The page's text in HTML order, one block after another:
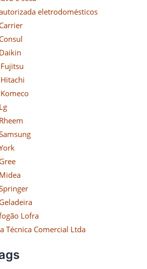
eletrodomésticos
Lofra
Técnica Comercial Ltda